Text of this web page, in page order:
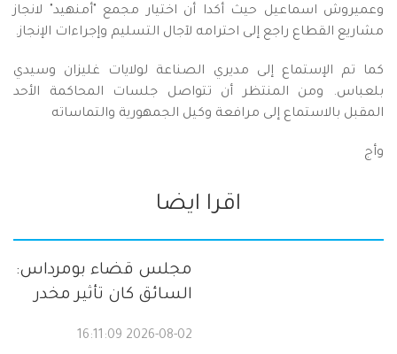
وعميروش اسماعيل حيث أكدا أن اختيار مجمع "أمنهيد" لانجاز
مشاريع القطاع راجع إلى احترامه لآجال التسليم وإجراءات الإنجاز.
كما تم الإستماع إلى مديري الصناعة لولايات غليزان وسيدي
بلعباس. ومن المنتظر أن تتواصل جلسات المحاكمة الأحد
المقبل بالاستماع إلى مرافعة وكيل الجمهورية والتماساته
وأج
اقرا ايضا
مجلس قضاء بومرداس:
السائق كان تأثير مخدر
2026-08-02 16:11:09